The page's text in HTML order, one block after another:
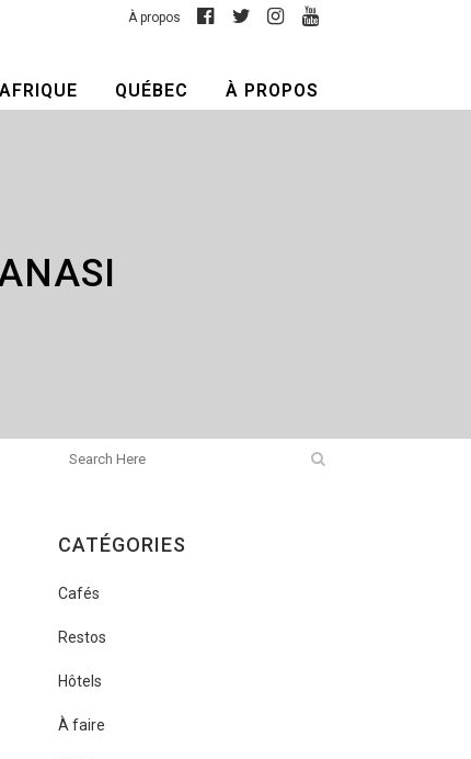
À propos
AFRIQUE QUÉBEC À PROPOS
CATÉGORIES
Cafés
Restos
Hôtels
À faire